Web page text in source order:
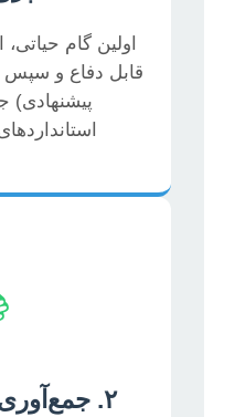
اولین گام
قابل دفاع و سپس
پیشنهادی)
۲.